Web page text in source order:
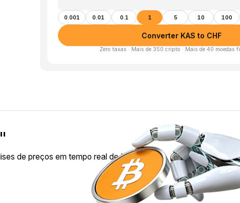
0.001 0.01 0.1 1 5 10 100
Converter KAS to CHF
Zero taxas · Mais de 350 cripto · Mais de 40 moedas
de preços em tempo real de KAS